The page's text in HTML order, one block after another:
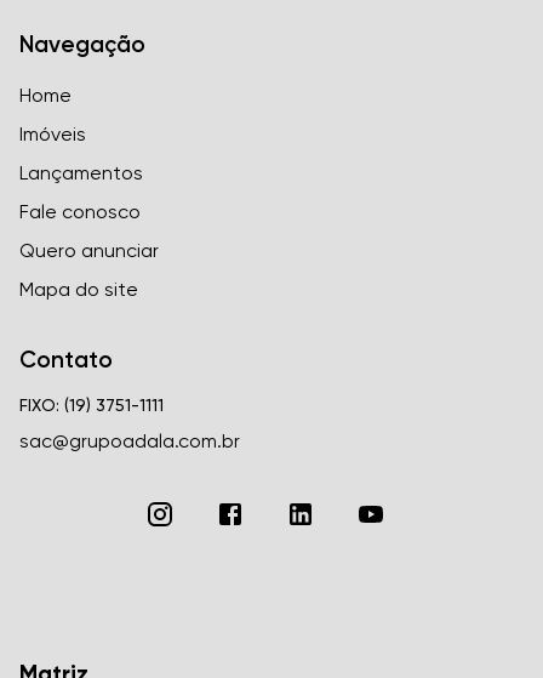
Navegação
Home
Imóveis
Lançamentos
Fale conosco
Quero anunciar
Mapa do site
Contato
FIXO: (19) 3751-1111
sac@grupoadala.com.br